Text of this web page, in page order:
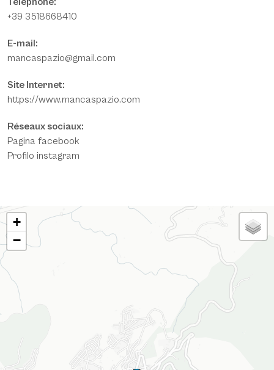
+39 3518668410
E-mail:
mancaspazio@gmail.com
Site Internet:
https://www.mancaspazio.com
Réseaux sociaux:
Pagina facebook
Profilo instagram
CARTE
+
−